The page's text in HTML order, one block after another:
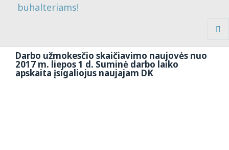
buhalteriams!
Darbo užmokesčio skaičiavimo naujovės nuo
2017 m. liepos 1 d. Suminė darbo laiko
apskaita įsigaliojus naujajam DK